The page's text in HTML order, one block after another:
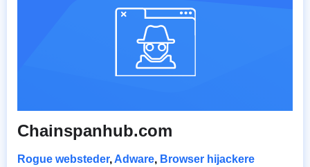
Chainspanhub.com
Rogue websteder, Adware, Browser hijackere